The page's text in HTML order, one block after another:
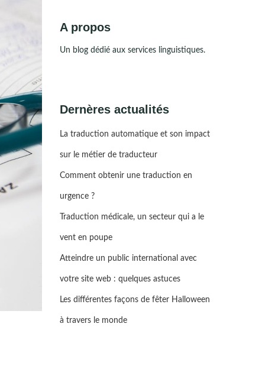
A propos
Un blog dédié aux services linguistiques.
Dernères actualités
La traduction automatique et son impact
sur le métier de traducteur
Comment obtenir une traduction en
urgence ?
Traduction médicale, un secteur qui a le
vent en poupe
Atteindre un public international avec
votre site web : quelques astuces
Les différentes façons de fêter Halloween
à travers le monde